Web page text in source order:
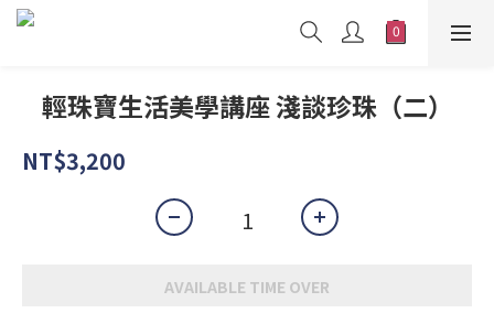
輕珠寶生活美學講座 淺談珍珠（二）
NT$3,200
AVAILABLE TIME OVER